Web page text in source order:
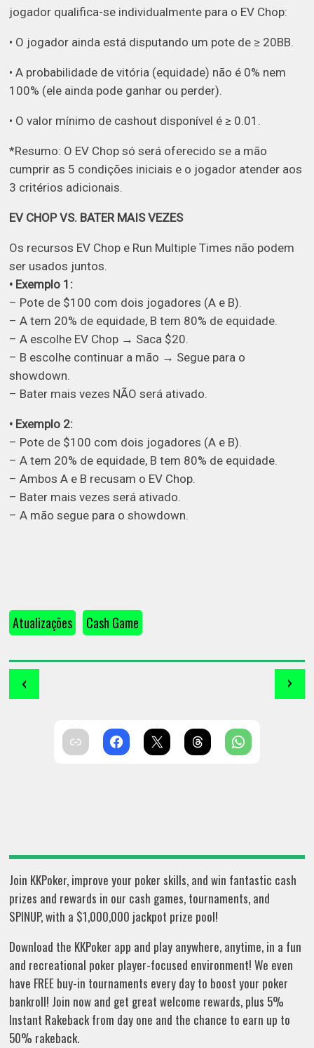
jogador qualifica-se individualmente para o EV Chop:
• O jogador ainda está disputando um pote de ≥ 20BB.
• A probabilidade de vitória (equidade) não é 0% nem
100% (ele ainda pode ganhar ou perder).
• O valor mínimo de cashout disponível é ≥ 0.01.
*Resumo: O EV Chop só será oferecido se a mão
cumprir as 5 condições iniciais e o jogador atender aos
3 critérios adicionais.
EV CHOP VS. BATER MAIS VEZES
Os recursos EV Chop e Run Multiple Times não podem
ser usados juntos.
• Exemplo 1:
– Pote de $100 com dois jogadores (A e B).
– A tem 20% de equidade, B tem 80% de equidade.
– A escolhe EV Chop → Saca $20.
– B escolhe continuar a mão → Segue para o
showdown.
– Bater mais vezes NÃO será ativado.
• Exemplo 2:
– Pote de $100 com dois jogadores (A e B).
– A tem 20% de equidade, B tem 80% de equidade.
– Ambos A e B recusam o EV Chop.
– Bater mais vezes será ativado.
– A mão segue para o showdown.
Atualizações Cash Game
‹ ›
Join KKPoker, improve your poker skills, and win fantastic cash
prizes and rewards in our cash games, tournaments, and
SPINUP, with a $1,000,000 jackpot prize pool!
Download the KKPoker app and play anywhere, anytime, in a fun
and recreational poker player-focused environment! We even
have FREE buy-in tournaments every day to boost your poker
bankroll! Join now and get great welcome rewards, plus 5%
Instant Rakeback from day one and the chance to earn up to
50% rakeback.